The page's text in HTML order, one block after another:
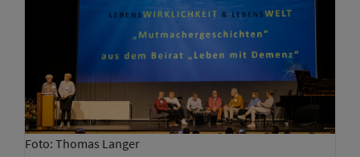
Foto: Thomas Langer